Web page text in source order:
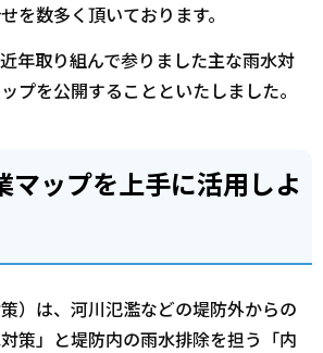
を数多く頂いております。
年取り組んで参りました主な雨水対
プを公開することといたしました。
マップを上手に活用しよ
）は、河川氾濫などの堤防外からの
策」と堤防内の雨水排除を担う「内